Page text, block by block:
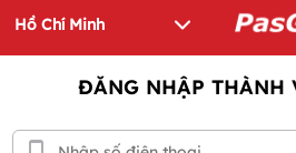
ĐĂNG NHẬP THÀNH